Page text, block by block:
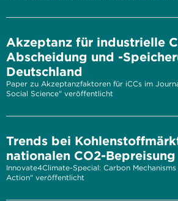
Akzeptanz für industrielle
Abscheidung und -
Deutschland
Paper zu Akzeptanzfaktoren für iCCs im
Social Science" veröffentlicht
Trends bei
nationalen CO2-Bepreisung
Innovate4Climate-Special: Carbon
Action" veröffentlicht